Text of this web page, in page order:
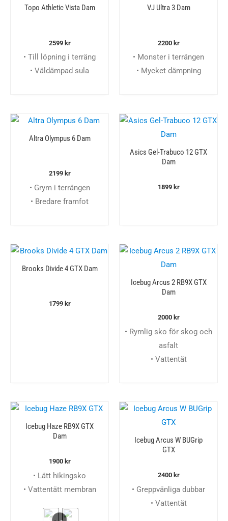
Topo Athletic Vista Dam
2599 kr
• Till löpning i terräng
• Väldämpad sula
VJ Ultra 3 Dam
2200 kr
• Monster i terrängen
• Mycket dämpning
Altra Olympus 6 Dam
2199 kr
• Grym i terrängen
• Bredare framfot
Asics Gel-Trabuco 12 GTX
Dam
1899 kr
Brooks Divide 4 GTX Dam
1799 kr
Icebug Arcus 2 RB9X GTX
Dam
2000 kr
• Rymlig sko för skog och
asfalt
• Vattentät
Icebug Haze RB9X GTX
Dam
1900 kr
• Lätt hikingsko
• Vattentätt membran
Icebug Arcus W BUGrip
GTX
2400 kr
• Greppvänliga dubbar
• Vattentät